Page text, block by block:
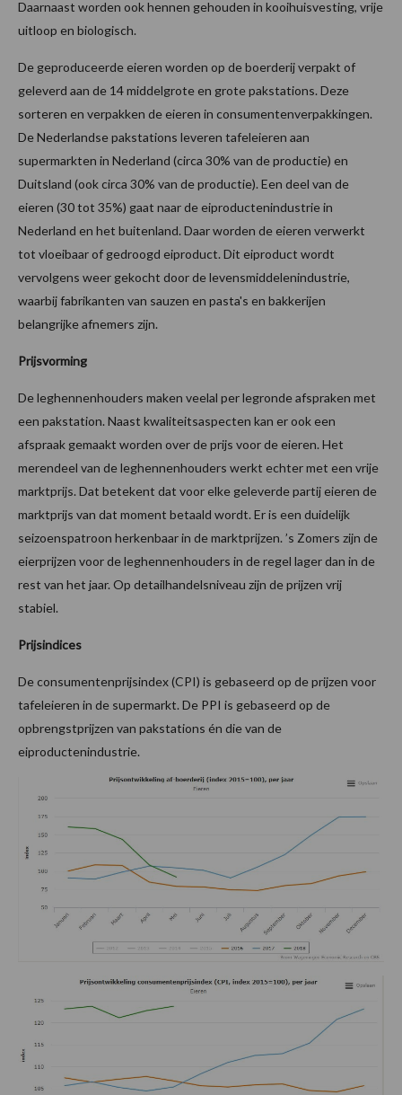
Daarnaast worden ook hennen gehouden in kooihuisvesting, vrije
uitloop en biologisch.
De geproduceerde eieren worden op de boerderij verpakt of
geleverd aan de 14 middelgrote en grote pakstations. Deze
sorteren en verpakken de eieren in consumentenverpakkingen.
De Nederlandse pakstations leveren tafeleieren aan
supermarkten in Nederland (circa 30% van de productie) en
Duitsland (ook circa 30% van de productie). Een deel van de
eieren (30 tot 35%) gaat naar de eiproductenindustrie in
Nederland en het buitenland. Daar worden de eieren verwerkt
tot vloeibaar of gedroogd eiproduct. Dit eiproduct wordt
vervolgens weer gekocht door de levensmiddelenindustrie,
waarbij fabrikanten van sauzen en pasta's en bakkerijen
belangrijke afnemers zijn.
Prijsvorming
De leghennenhouders maken veelal per legronde afspraken met
een pakstation. Naast kwaliteitsaspecten kan er ook een
afspraak gemaakt worden over de prijs voor de eieren. Het
merendeel van de leghennenhouders werkt echter met een vrije
marktprijs. Dat betekent dat voor elke geleverde partij eieren de
marktprijs van dat moment betaald wordt. Er is een duidelijk
seizoenspatroon herkenbaar in de marktprijzen. ’s Zomers zijn de
eierprijzen voor de leghennenhouders in de regel lager dan in de
rest van het jaar. Op detailhandelsniveau zijn de prijzen vrij
stabiel.
Prijsindices
De consumentenprijsindex (CPI) is gebaseerd op de prijzen voor
tafeleieren in de supermarkt. De PPI is gebaseerd op de
opbrengstprijzen van pakstations én die van de
eiproductenindustrie.